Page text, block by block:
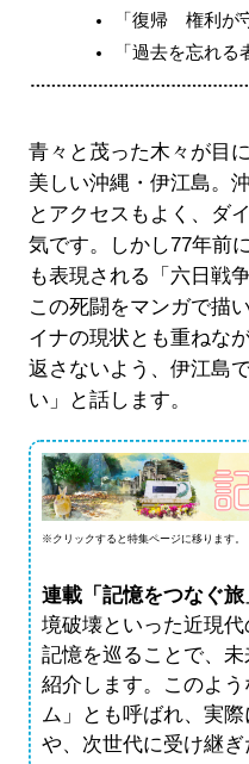
「復帰 権利が
「過去を忘れ
青々と茂った木々が目
美しい沖縄・伊江島。
とアクセスもよく、ダ
気です。しかし77年前
も表現される「六日戦
この死闘をマンガで描
イナの現状とも重ねな
返さないよう、伊江島
い」と話します。
※クリックすると特集ページに移ります。
連載「記憶をつなぐ
境破壊といった近現
記憶を巡ることで、
紹介します。このよ
ム」とも呼ばれ、実
や、次世代に受け継ぎ